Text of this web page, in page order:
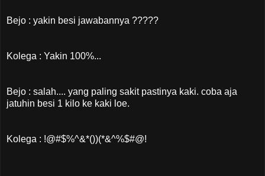
Bejo : yakin besi jawabannya ?????
Kolega : Yakin 100%...
Bejo : salah.... yang paling sakit pastinya kaki. coba aja
jatuhin besi 1 kilo ke kaki loe.
Kolega : !@#$%^&*())(*&^%$#@!